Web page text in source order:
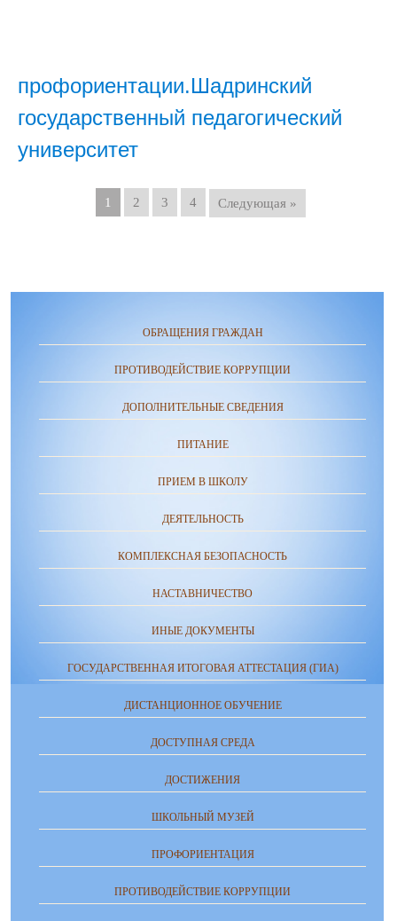
профориентации.Шадринский
государственный педагогический
университет
1 2 3 4 Следующая »
ОБРАЩЕНИЯ ГРАЖДАН
ПРОТИВОДЕЙСТВИЕ КОРРУПЦИИ
ДОПОЛНИТЕЛЬНЫЕ СВЕДЕНИЯ
ПИТАНИЕ
ПРИЕМ В ШКОЛУ
ДЕЯТЕЛЬНОСТЬ
КОМПЛЕКСНАЯ БЕЗОПАСНОСТЬ
НАСТАВНИЧЕСТВО
ИНЫЕ ДОКУМЕНТЫ
ГОСУДАРСТВЕННАЯ ИТОГОВАЯ АТТЕСТАЦИЯ (ГИА)
ДИСТАНЦИОННОЕ ОБУЧЕНИЕ
ДОСТУПНАЯ СРЕДА
ДОСТИЖЕНИЯ
ШКОЛЬНЫЙ МУЗЕЙ
ПРОФОРИЕНТАЦИЯ
ПРОТИВОДЕЙСТВИЕ КОРРУПЦИИ